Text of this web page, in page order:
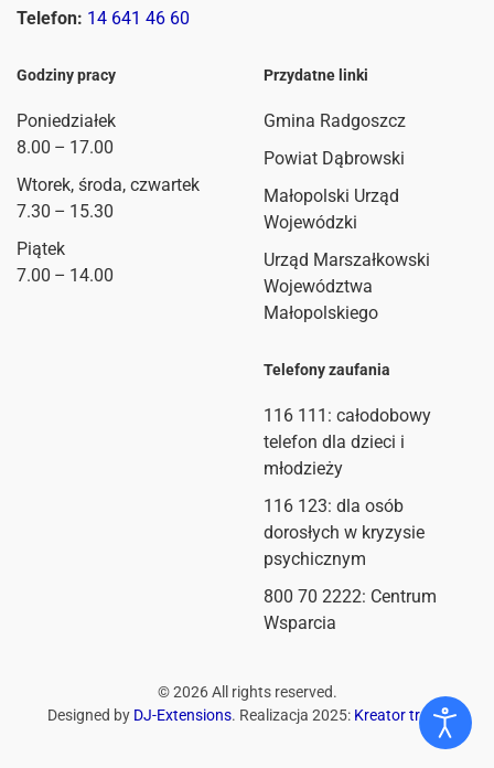
Telefon: 14 641 46 60
Godziny pracy
Poniedziałek
8.00 – 17.00
Wtorek, środa, czwartek
7.30 – 15.30
Piątek
7.00 – 14.00
Przydatne linki
Gmina Radgoszcz
Powiat Dąbrowski
Małopolski Urząd
Wojewódzki
Urząd Marszałkowski
Województwa
Małopolskiego
Telefony zaufania
116 111 : całodobowy
telefon dla dzieci i
młodzieży
116 123: dla osób
dorosłych w kryzysie
psychicznym
800 70 2222: Centrum
Wsparcia
©2026All rights reserved.
Designed by DJ-Extensions. Realizacja 2025: Kreator treści